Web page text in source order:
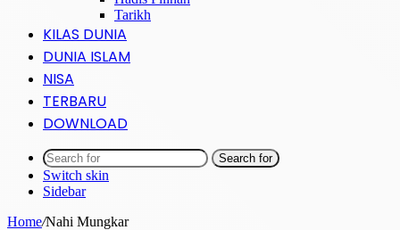
Tarikh
KILAS DUNIA
DUNIA ISLAM
NISA
TERBARU
DOWNLOAD
Search for
Switch skin
Sidebar
Home/Nahi Mungkar